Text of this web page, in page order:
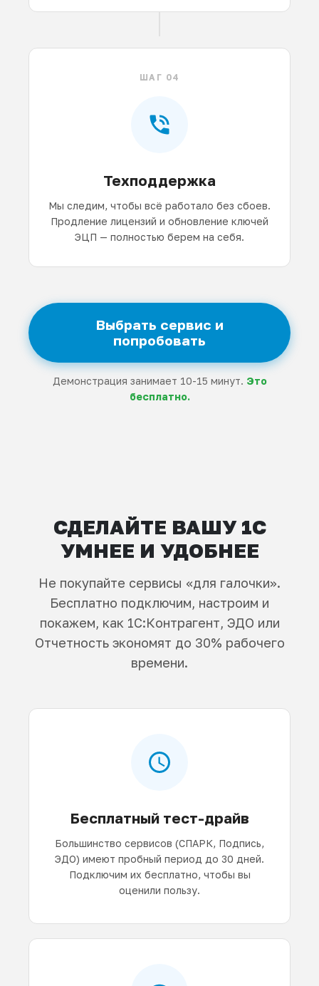
ШАГ 04
Техподдержка
Мы следим, чтобы всё работало без сбоев.
Продление лицензий и обновление ключей
ЭЦП — полностью берем на себя.
Выбрать сервис и
попробовать
Демонстрация занимает 10-15 минут. Это
бесплатно.
СДЕЛАЙТЕ ВАШУ 1С
УМНЕЕ И УДОБНЕЕ
Не покупайте сервисы «для галочки».
Бесплатно подключим, настроим и
покажем, как 1С:Контрагент, ЭДО или
Отчетность экономят до 30% рабочего
времени.
Бесплатный тест-драйв
Большинство сервисов (СПАРК, Подпись,
ЭДО) имеют пробный период до 30 дней.
Подключим их бесплатно, чтобы вы
оценили пользу.